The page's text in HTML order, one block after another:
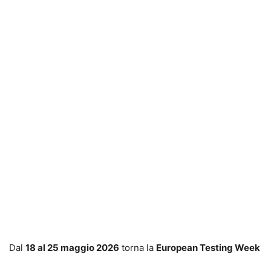
Dal 18 al 25 maggio 2026 torna la European Testing Week